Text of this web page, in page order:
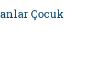
Çocuk